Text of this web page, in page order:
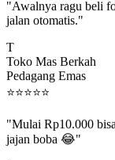
jalan otomatis."
Toko Mas Berkah
Pedagang Emas
⭐⭐⭐⭐⭐
jajan boba 😂"